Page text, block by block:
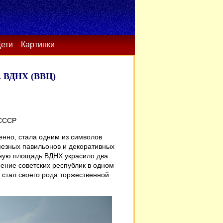
Картинки
(ВВЦ)
стала одним из символов
павильонов и декоративных
площадь ВДНХ украсило два
советских республик в одном
своего рода торжественной